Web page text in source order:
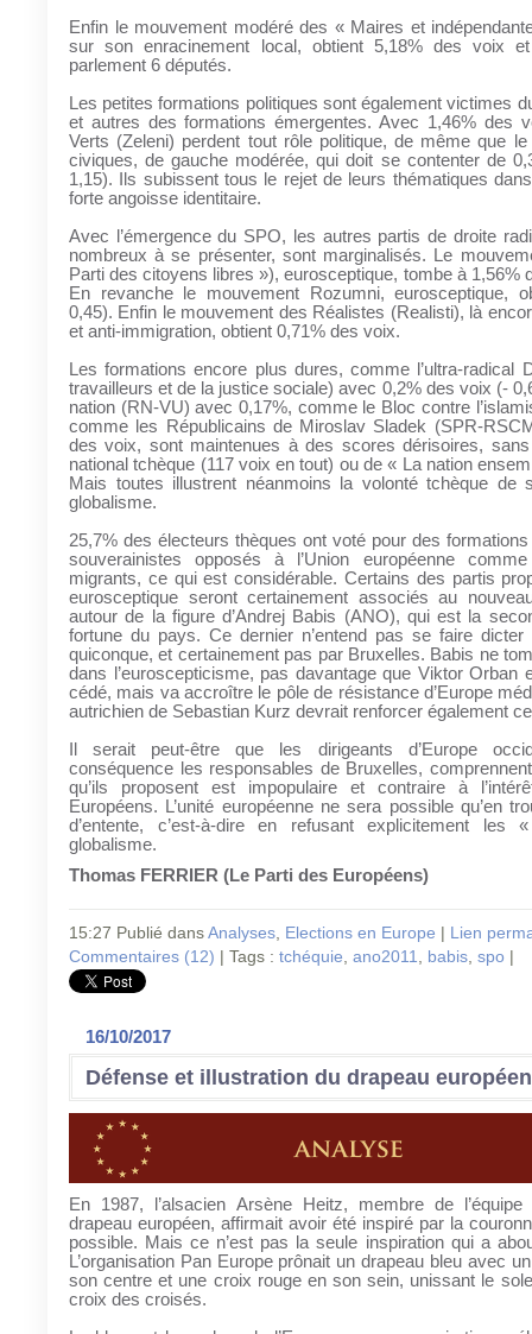
Enfin le mouvement modéré des « Maires et
sur son enracinement local, obtient 5,18% des voix
parlement 6 députés.
Les petites formations politiques sont également victimes
et autres des formations émergentes. Avec 1,46% des
Verts (Zeleni) perdent tout rôle politique, de même que
civiques, de gauche modérée, qui doit se contenter de
1,15). Ils subissent tous le rejet de leurs thématiques
forte angoisse identitaire.
Avec l’émergence du SPO, les autres partis de droite
nombreux à se présenter, sont marginalisés. Le
Parti des citoyens libres »), eurosceptique, tombe à 1,56%
En revanche le mouvement Rozumni, eurosceptique,
0,45). Enfin le mouvement des Réalistes (Realisti), là
et anti-immigration, obtient 0,71% des voix.
Les formations encore plus dures, comme l’ultra-radical
travailleurs et de la justice sociale) avec 0,2% des voix (-
nation (RN-VU) avec 0,17%, comme le Bloc contre
comme les Républicains de Miroslav Sladek (SPR-
des voix, sont maintenues à des scores dérisoires,
national tchèque (117 voix en tout) ou de « La nation
Mais toutes illustrent néanmoins la volonté tchèque de
globalisme.
25,7% des électeurs thèques ont voté pour des
souverainistes opposés à l’Union européenne
migrants, ce qui est considérable. Certains des partis
eurosceptique seront certainement associés au
autour de la figure d’Andrej Babis (ANO), qui est la
fortune du pays. Ce dernier n’entend pas se faire dicter
quiconque, et certainement pas par Bruxelles. Babis ne
dans l’euroscepticisme, pas davantage que Viktor Orban
cédé, mais va accroître le pôle de résistance d’Europe
autrichien de Sebastian Kurz devrait renforcer également
Il serait peut-être que les dirigeants d’Europe
conséquence les responsables de Bruxelles,
qu’ils proposent est impopulaire et contraire à
Européens. L’unité européenne ne sera possible qu’en
d’entente, c’est-à-dire en refusant explicitement
globalisme.
Thomas FERRIER (Le Parti des Européens)
15:27 Publié dans Analyses, Elections en Europe
Lien
Commentaires (12) | Tags : tchéquie, ano2011, babis, spo
16/10/2017
Défense et illustration du drapeau
En 1987, l’alsacien Arsène Heitz, membre de
drapeau européen, affirmait avoir été inspiré par la
possible. Mais ce n’est pas la seule inspiration qui a
L’organisation Pan Europe prônait un drapeau bleu avec
son centre et une croix rouge en son sein, unissant le
croix des croisés.